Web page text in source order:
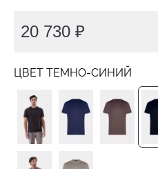
20 730 ₽
ЦВЕТ ТЕМНО-СИНИЙ